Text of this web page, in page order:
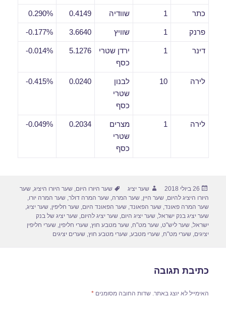
כתר 1 שוודיה 0.4149
0.290%
פרנק 1 שוויץ 3.6640
0.177%-
דינר 1
ירדן שטרי
כסף
5.1276
0.014%-
לירה 10
לבנון
שטרי
כסף
0.0240
0.415%-
לירה 1
מצרים
שטרי
כסף
0.2034
0.049%-
פורסם
בתאריך
26 ביולי 2018 מחבר
שער יציג תגיות
שער היורו היום,שער היורו היציג,שער
היורו היציג להיום,שער היין,שער המרה,שער המרה דולר,שער המרה יורו,
שער המרה פאונד,שער הפאונד,שער הפאונד היום,שער חליפין,שער יציג,
שער יציג בנק ישראל,שער יציג היום,שער יציג להיום,שער יציג של בנק
ישראל,שער ליש"ט,שער מט"ח,שער מטבע חוץ,שערי חליפין,שערי חליפין
יציגים,שערי מט"ח,שערי מטבע,שערי מטבע חוץ,שערים יציגים
כתיבת תגובה
האימייל לא יוצג באתר. שדות החובה מסומנים*